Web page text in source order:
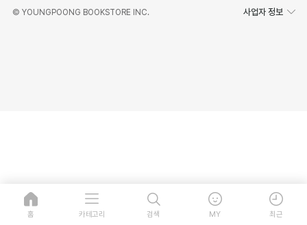
© YOUNGPOONG BOOKSTORE INC. 사업자 정보
홈 카테고리 검색 MY 최근